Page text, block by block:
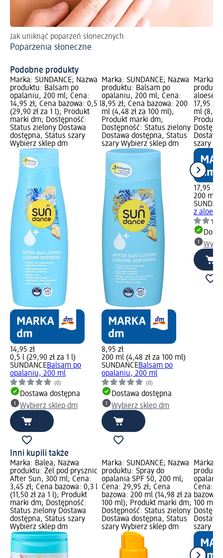
Jak uniknąć poparzeń słonecznych
Poparzenia słoneczne
Podobne produkty
Marka: SUNDANCE; Nazwa
produktu: Balsam po
opalaniu, 200 ml; Cena:
14,95 zł; Cena bazowa: 0,5 l
(29,90 zł za 1 l); Produkt
marki dm; Dostępność:
Status zielony Dostawa
dostępna, Status szary
Wybierz sklep dm
14,95 zł
0,5 l (29,90 zł za 1 l)
SUNDANCEBalsam po
opalaniu, 200 ml
(0)
Dostawa dostępna
Wybierz sklep dm
Marka: SUNDANCE; Nazwa
produktu: Balsam po
opalaniu, 200 ml; Cena:
8,95 zł; Cena bazowa: 200
ml (4,48 zł za 100 ml);
Produkt marki dm;
Dostępność: Status zielony
Dostawa dostępna, Status
szary Wybierz sklep dm
8,95 zł
200 ml (4,48 zł za 100 ml)
SUNDANCEBalsam po
opalaniu, 200 ml
(0)
Dostawa dostępna
Wybierz sklep dm
Marka:
17,95
ml (8,98
Produkt
szary
17,95 zł
200 ml
z
Inni kupili także
Marka: Balea; Nazwa
produktu: Żel pod prysznic
After Sun, 300 ml; Cena:
3,45 zł; Cena bazowa: 0,3 l
(11,50 zł za 1 l); Produkt
marki dm; Dostępność:
Status zielony Dostawa
dostępna, Status szary
Wybierz sklep dm
Marka: SUNDANCE; Nazwa
produktu: Spray do
opalania SPF 50, 200 ml;
Cena: 29,95 zł; Cena
bazowa: 200 ml (14,98 zł za
100 ml); Produkt marki dm;
Dostępność: Status zielony
Dostawa dostępna, Status
szary Wybierz sklep dm
Marka:
opalania
Cena:
bazowa:
100 ml);
szary